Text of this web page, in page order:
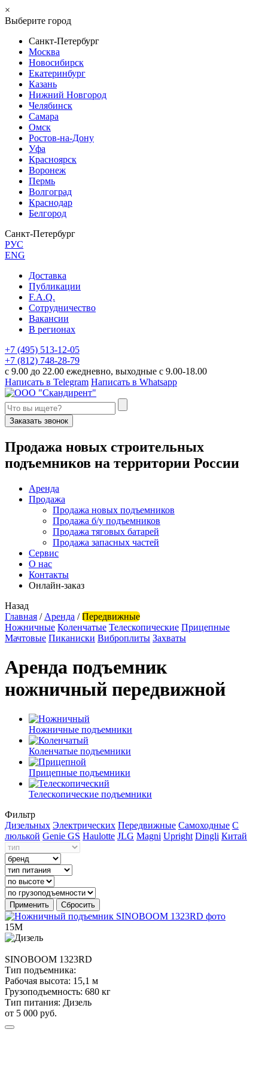
×
Выберите город
Санкт-Петербург
Москва
Новосибирск
Екатеринбург
Казань
Нижний Новгород
Челябинск
Самара
Омск
Ростов-на-Дону
Уфа
Красноярск
Воронеж
Пермь
Волгоград
Краснодар
Белгород
Санкт-Петербург
РУС
ENG
Доставка
Публикации
F.A.Q.
Сотрудничество
Вакансии
В регионах
+7 (495) 513-12-05
+7 (812) 748-28-79
с 9.00 до 22.00 ежедневно, выходные с 9.00-18.00
Написать в Telegram Написать в Whatsapp
Заказать звонок
Продажа новых строительных
подъемников на территории России
Аренда
Продажа
Продажа новых подъемников
Продажа б/у подъемников
Продажа тяговых батарей
Продажа запасных частей
Сервис
О нас
Контакты
Онлайн-заказ
Назад
Главная / Аренда / Передвижные
Ножничные Коленчатые Телескопические Прицепные
Мачтовые Пиканиски Виброплиты Захваты
Аренда подъемник
ножничный передвижной
Ножничные подъемники
Коленчатые подъемники
Прицепные подъемники
Телескопические подъемники
Фильтр
Дизельных Электрических Передвижные Самоходные С
люлькой Genie GS Haulotte JLG Magni Upright Dingli Китай
Применить Сбросить
15М
SINOBOOM 1323RD
Тип подъемника:
Рабочая высота: 15,1 м
Грузоподъемность: 680 кг
Тип питания: Дизель
от 5 000 руб.